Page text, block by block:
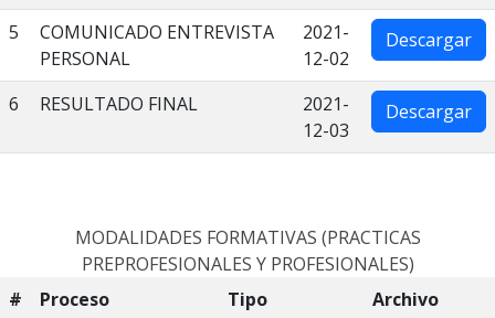
5
COMUNICADO ENTREVISTA
PERSONAL
2021-
12-02
Descargar
6 RESULTADO FINAL
2021-
12-03
Descargar
MODALIDADES FORMATIVAS (PRACTICAS
PREPROFESIONALES Y PROFESIONALES)
#
Proceso Tipo Archivo